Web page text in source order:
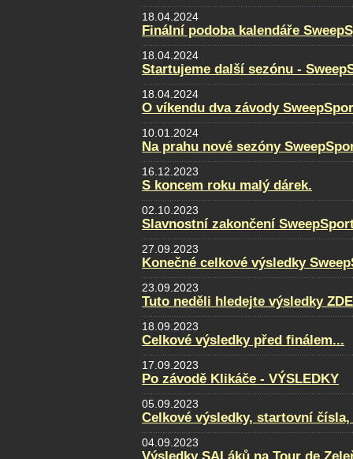
18.04.2024
Finální podoba kalendáře
18.04.2024
Startujeme další sezónu -
18.04.2024
O víkendu dva závody
10.01.2024
Na prahu nové sezóny
16.12.2023
S koncem roku malý dárek.
02.10.2023
Slavnostní zakončení
27.09.2023
Konečné celkové výsledky
23.09.2023
Tuto neděli hledejte výsledky
18.09.2023
Celkové výsledky před finálem...
17.09.2023
Po závodě Klikáče - VÝSLEDKY
05.09.2023
Celkové výsledky, startovní
04.09.2023